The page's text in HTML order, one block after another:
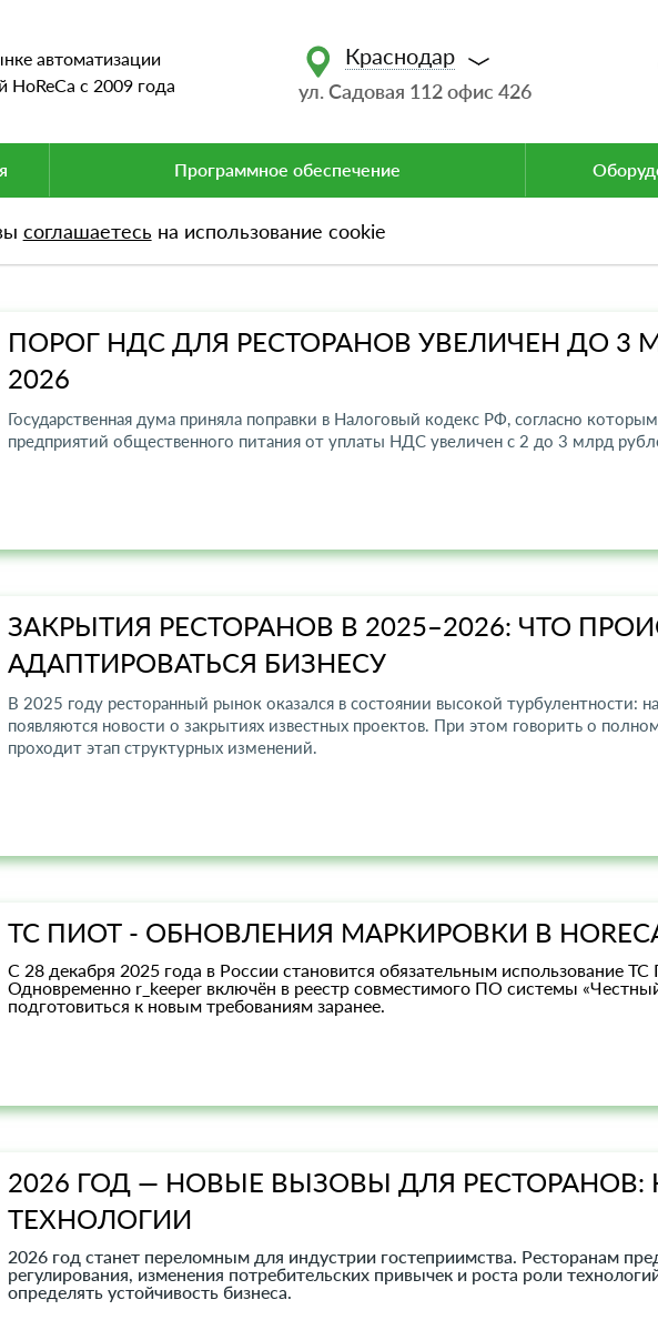
автоматизации
HoReCa c 2009 года
Краснодар
ул. Садовая 112 офис 426
Программное обеспечение
соглашаетесь на использование cookie
ПОРОГ НДС ДЛЯ РЕСТОРАНОВ УВЕЛИЧЕН ДО 3
2026
Государственная дума приняла поправки в Налоговый кодекс РФ, согласно
предприятий общественного питания от уплаты НДС увеличен с 2 до 3 млрд
ЗАКРЫТИЯ РЕСТОРАНОВ В 2025–2026: ЧТО
АДАПТИРОВАТЬСЯ БИЗНЕСУ
В 2025 году ресторанный рынок оказался в состоянии высокой турбулентности:
появляются новости о закрытиях известных проектов. При этом говорить о
проходит этап структурных изменений.
ТС ПИОТ - ОБНОВЛЕНИЯ МАРКИРОВКИ В
С 28 декабря 2025 года в России становится обязательным использование
Одновременно r_keeper включён в реестр совместимого ПО системы
подготовиться к новым требованиям заранее.
2026 ГОД — НОВЫЕ ВЫЗОВЫ ДЛЯ РЕСТОРАНОВ:
ТЕХНОЛОГИИ
2026 год станет переломным для индустрии гостеприимства. Ресторанам
регулирования, изменения потребительских привычек и роста роли
определять устойчивость бизнеса.